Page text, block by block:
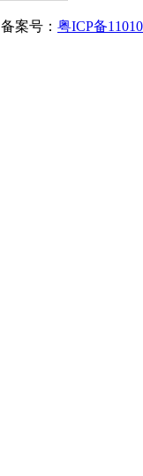
备案号： 粤ICP备